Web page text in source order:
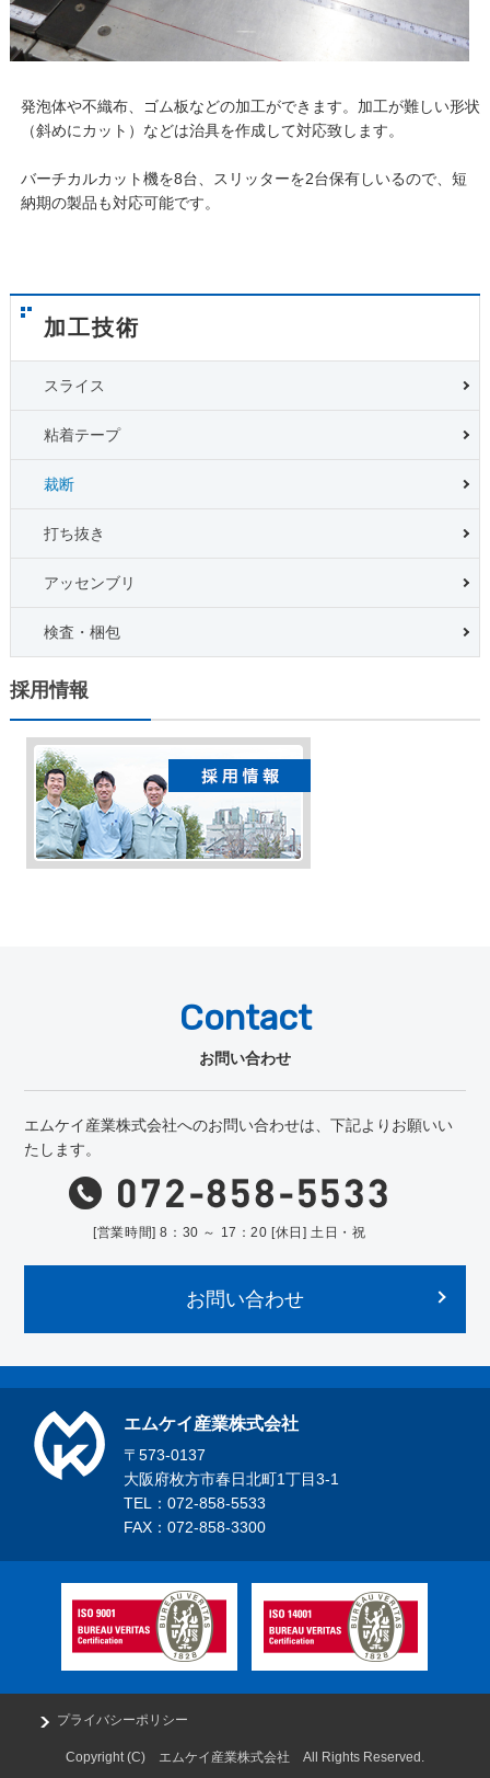
発泡体や不織布、ゴム板などの加工ができます。加工が難しい形状
（斜めにカット）などは治具を作成して対応致します。
バーチカルカット機を8台、スリッターを2台保有しいるので、短
納期の製品も対応可能です。
加工技術
スライス
粘着テープ
裁断
打ち抜き
アッセンブリ
検査・梱包
採用情報
Contact
お問い合わせ
エムケイ産業株式会社へのお問い合わせは、下記よりお願いい
たします。
[営業時間] 8：30 ～ 17：20 [休日] 土日・祝
お問い合わせ
エムケイ産業株式会社
〒573-0137
大阪府枚方市春日北町1丁目3-1
TEL：072-858-5533
FAX：072-858-3300
プライバシーポリシー
Copyright (C) エムケイ産業株式会社 All Rights Reserved.